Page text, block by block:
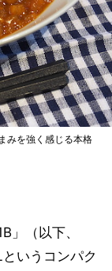
みを強く感じる本格
」（以下、
いうコンパク